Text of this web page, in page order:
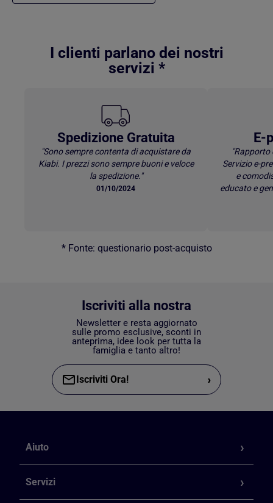
I clienti parlano dei nostri
servizi *
Spedizione Gratuita
"Sono sempre contenta di acquistare da
Kiabi. I prezzi sono sempre buoni e veloce
la spedizione."
01/10/2024
E-
Servizio e-
e
educato e
* Fonte: questionario post-acquisto
Iscriviti alla nostra
Newsletter e resta aggiornato
sulle promo esclusive, sconti in
anteprima, idee look per tutta la
famiglia e tanto altro!
Iscriviti Ora! ›
Aiuto
Servizi